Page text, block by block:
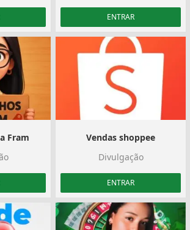
ENTRAR
Fram
Vendas shoppee
Divulgação
ENTRAR